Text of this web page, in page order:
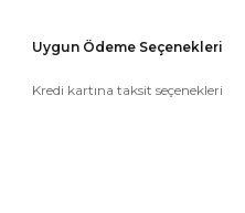
Uygun Ödeme Seçenekleri
Kredi kartına taksit seçenekleri